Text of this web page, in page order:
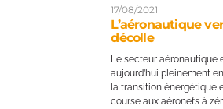
17/08/2021
L’aéronautique
décolle
Le secteur aéronautique
aujourd’hui pleinement
la transition énergétique
course aux aéronefs à